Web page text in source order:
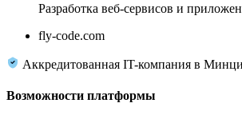
Разработка веб-сервисов и
fly-code.com
Аккредитованная IT-компания в
Возможности платформы